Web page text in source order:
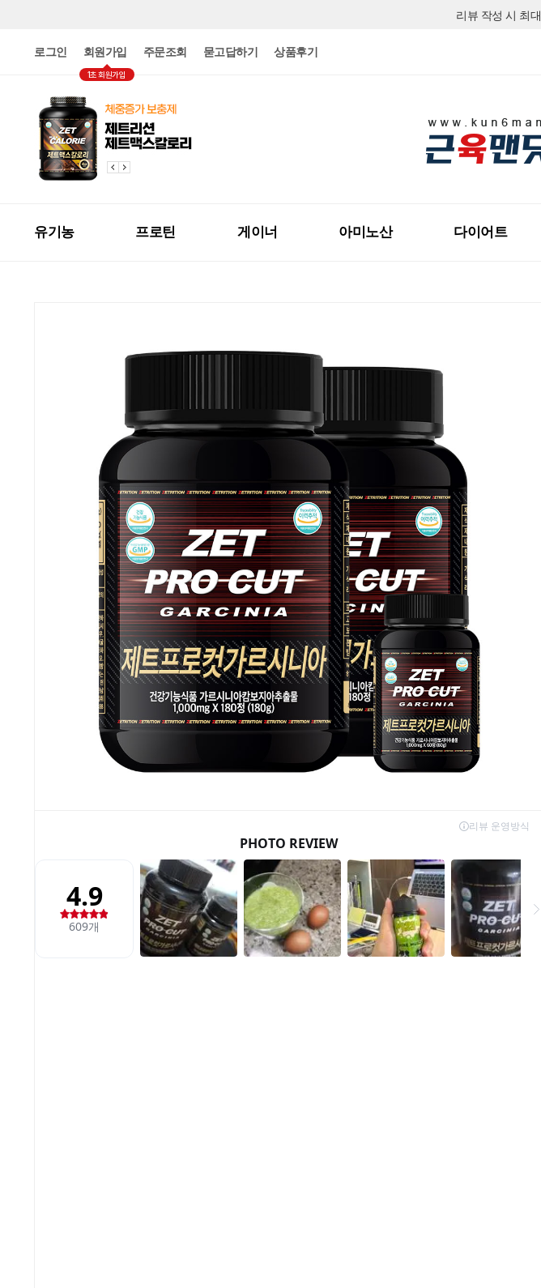
리뷰 작성 시 최대
로그인
회원가입
1초 회원가입
주문조회 묻고답하기 상품후기
유기농 프로틴 게이너 아미노산 다이어트